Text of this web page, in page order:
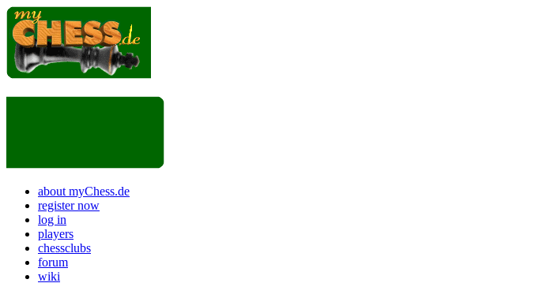
about myChess.de
register now
log in
players
chessclubs
forum
wiki